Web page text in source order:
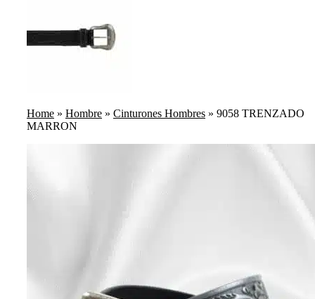
Home » Hombre » Cinturones Hombres » 9058 TRENZADO
MARRON